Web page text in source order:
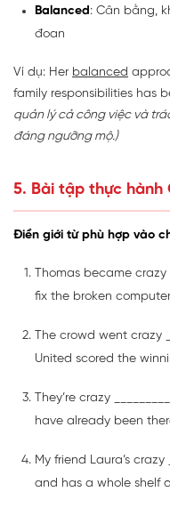
Balanced: Cân bằng,
đoan
Ví dụ: Her balanced
family responsibilities has
quản lý cả công việc và
đáng ngưỡng mộ.)
5. Bài tập thực hành
Điền giới từ phù hợp vào
Thomas became
fix the broken
The crowd went crazy
United scored the
They’re crazy
have already been
My friend Laura’s
and has a whole shelf